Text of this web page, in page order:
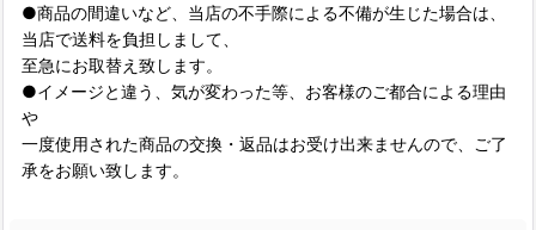
●商品の間違いなど、当店の不手際による不備が生じた場合は、
当店で送料を負担しまして、
至急にお取替え致します。
●イメージと違う、気が変わった等、お客様のご都合による理由
や
一度使用された商品の交換・返品はお受け出来ませんので、ご了
承をお願い致します。